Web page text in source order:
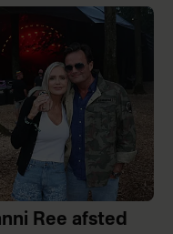
Ree afsted